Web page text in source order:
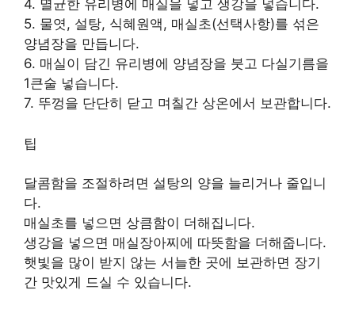
4. 멸균한 유리병에 매실을 넣고 생강을 넣습니다.
5. 물엿, 설탕, 식혜원액, 매실초(선택사항)를 섞은
양념장을 만듭니다.
6. 매실이 담긴 유리병에 양념장을 붓고 다실기름을
1큰술 넣습니다.
7. 뚜껑을 단단히 닫고 며칠간 상온에서 보관합니다.
팁
달콤함을 조절하려면 설탕의 양을 늘리거나 줄입니
다.
매실초를 넣으면 상큼함이 더해집니다.
생강을 넣으면 매실장아찌에 따뜻함을 더해줍니다.
햇빛을 많이 받지 않는 서늘한 곳에 보관하면 장기
간 맛있게 드실 수 있습니다.